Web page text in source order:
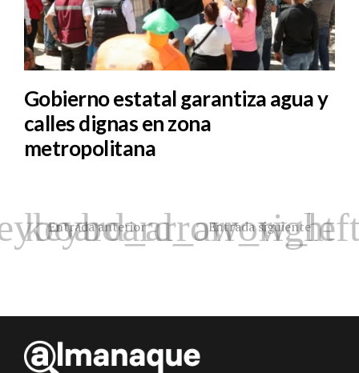
Gobierno estatal garantiza agua y
calles dignas en zona
metropolitana
Entrada anterior Entrada siguiente